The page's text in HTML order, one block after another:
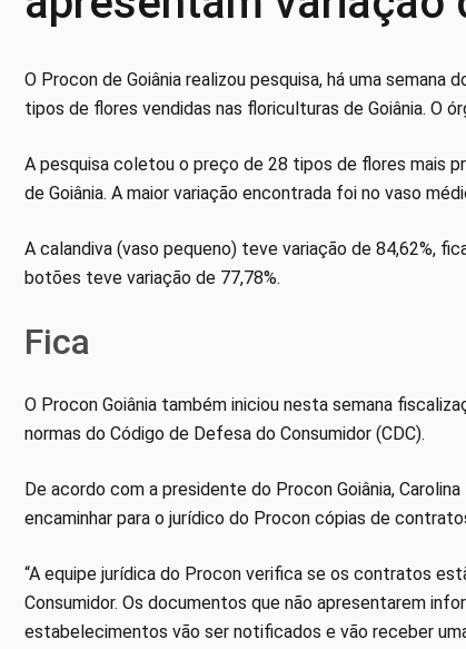
O Procon de Goiânia realizou pesquisa, há uma
tipos de flores vendidas nas floriculturas de Goiânia. O
A pesquisa coletou o preço de 28 tipos de flores mais
de Goiânia. A maior variação encontrada foi no vaso
A calandiva (vaso pequeno) teve variação de 84,62%,
botões teve variação de 77,78%.
Fica
O Procon Goiânia também iniciou nesta semana
normas do Código de Defesa do Consumidor (CDC).
De acordo com a presidente do Procon Goiânia,
encaminhar para o jurídico do Procon cópias de
“A equipe jurídica do Procon verifica se os contratos
Consumidor. Os documentos que não apresentarem
estabelecimentos vão ser notificados e vão receber